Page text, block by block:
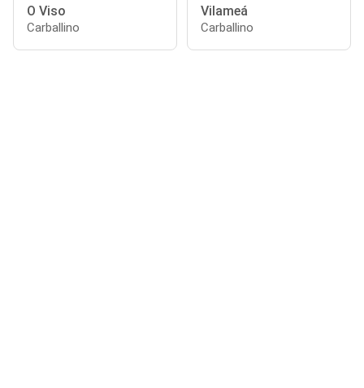
O Viso
Carballino
Vilameá
Carballino